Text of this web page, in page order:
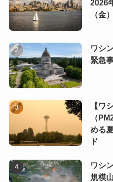
2026
（金）
ワシ
緊急
【ワ
（
める
ド
ワシ
規模